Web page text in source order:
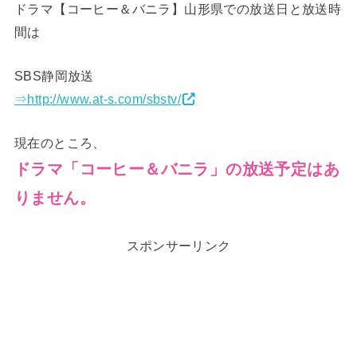
ドラマ【コーヒー＆バニラ】山形県での放送日と放送時
間は
SBS静岡放送
⇒http://www.at-s.com/sbstv/
現在のところ、
ドラマ「コーヒー＆バニラ」の放送予定はあ
りません。
スポンサーリンク